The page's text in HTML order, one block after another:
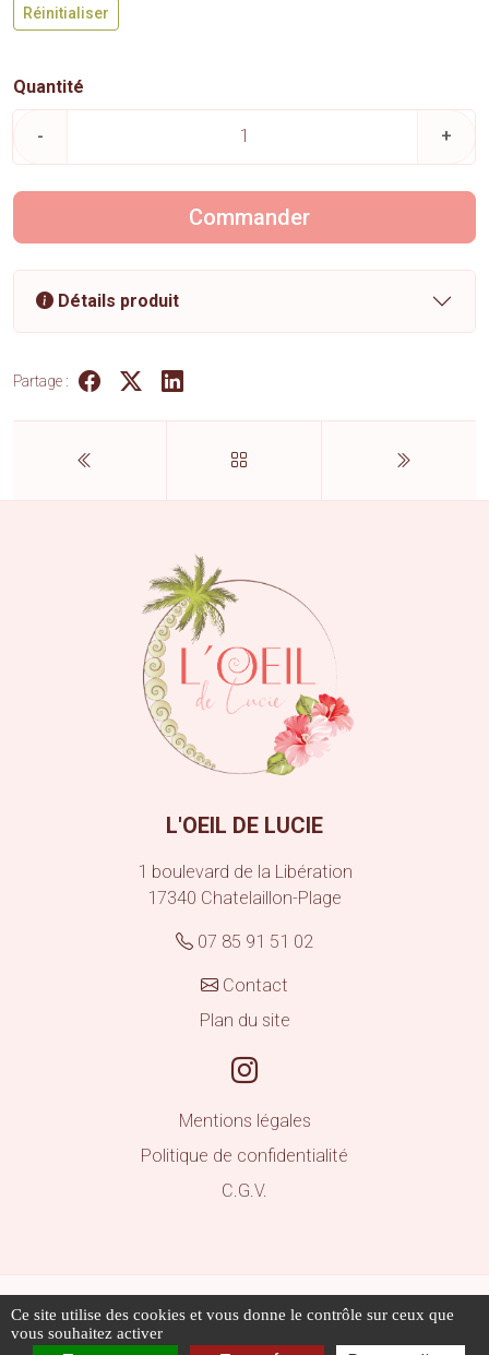
Réinitialiser
Quantité
- +
Commander
Détails produit
Partage :
L'OEIL DE LUCIE
1 boulevard de la Libération
17340 Chatelaillon-Plage
07 85 91 51 02
Contact
Plan du site
Mentions légales
Politique de confidentialité
C.G.V.
Les photos sont des propriétés intellectuelles, toute
Ce site utilise des cookies et vous donne le contrôle sur ceux que
vous souhaitez activer